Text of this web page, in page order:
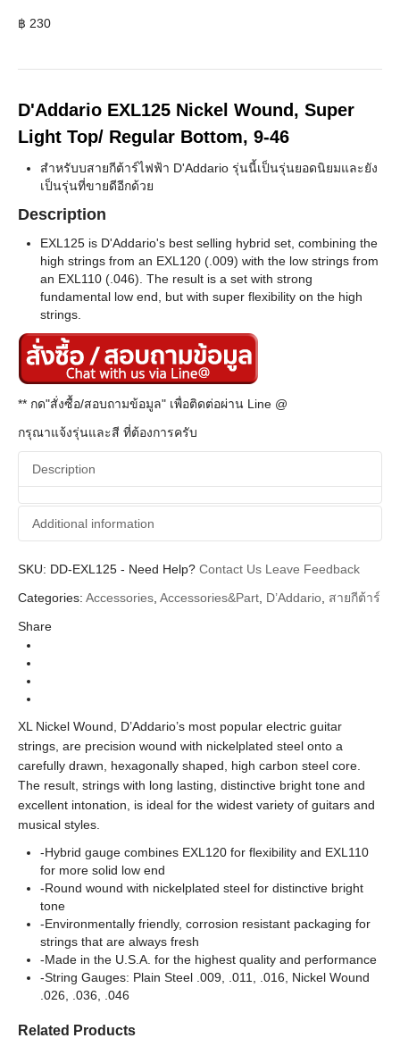
฿ 230
D'Addario EXL125 Nickel Wound, Super
Light Top/ Regular Bottom, 9-46
สำหรับบสายกีต้าร์ไฟฟ้า D'Addario รุ่นนี้เป็นรุ่นยอดนิยมและยัง
เป็นรุ่นที่ขายดีอีกด้วย
Description
EXL125 is D'Addario's best selling hybrid set, combining the
high strings from an EXL120 (.009) with the low strings from
an EXL110 (.046). The result is a set with strong
fundamental low end, but with super flexibility on the high
strings.
** กด"สั่งซื้อ/สอบถามข้อมูล" เพื่อติดต่อผ่าน Line @
กรุณาแจ้งรุ่นและสี ที่ต้องการครับ
Description
Additional information
Additional information
Brands D'Addario
SKU: DD-EXL125 - Need Help? Contact Us Leave Feedback
Categories: Accessories, Accessories&Part, D’Addario, สายกีต้าร์
Share
XL Nickel Wound, D’Addario’s most popular electric guitar
strings, are precision wound with nickelplated steel onto a
carefully drawn, hexagonally shaped, high carbon steel core.
The result, strings with long lasting, distinctive bright tone and
excellent intonation, is ideal for the widest variety of guitars and
musical styles.
-Hybrid gauge combines EXL120 for flexibility and EXL110
for more solid low end
-Round wound with nickelplated steel for distinctive bright
tone
-Environmentally friendly, corrosion resistant packaging for
strings that are always fresh
-Made in the U.S.A. for the highest quality and performance
-String Gauges: Plain Steel .009, .011, .016, Nickel Wound
.026, .036, .046
Related Products